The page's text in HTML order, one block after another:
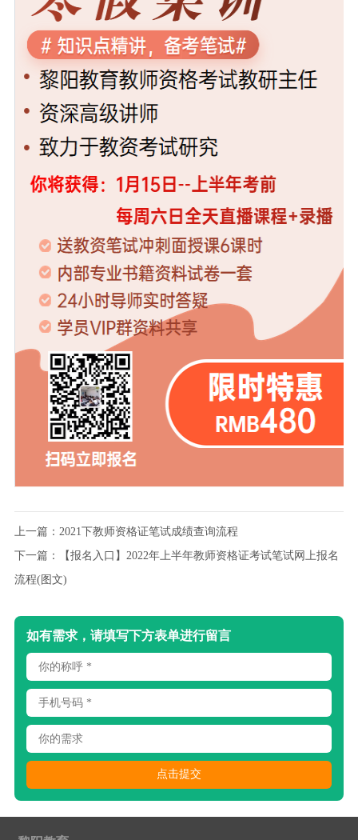
上一篇： 2021下教师资格证笔试成绩查询流程
下一篇：
【报名入口】2022年上半年教师资格证考试笔试网上报名
流程(图文)
如有需求，请填写下方表单进行留言